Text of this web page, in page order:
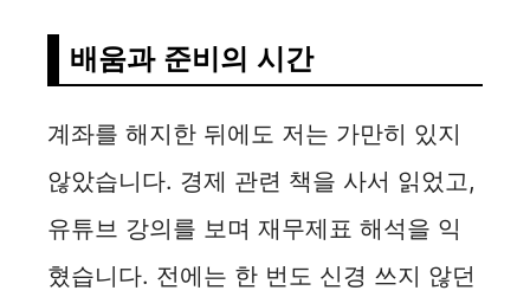
배움과 준비의 시간
계좌를 해지한 뒤에도 저는 가만히 있지
않았습니다. 경제 관련 책을 사서 읽었고,
유튜브 강의를 보며 재무제표 해석을 익
혔습니다. 전에는 한 번도 신경 쓰지 않던